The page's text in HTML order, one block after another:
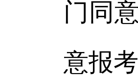
门同
意报